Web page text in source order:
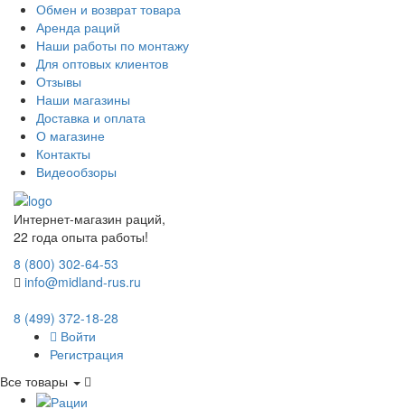
Обмен и возврат товара
Аренда раций
Наши работы по монтажу
Для оптовых клиентов
Отзывы
Наши магазины
Доставка и оплата
О магазине
Контакты
Видеообзоры
Интернет-магазин раций,
22 года опыта работы!
8 (800) 302-64-53
info@midland-rus.ru
8 (499) 372-18-28
Войти
Регистрация
Все товары